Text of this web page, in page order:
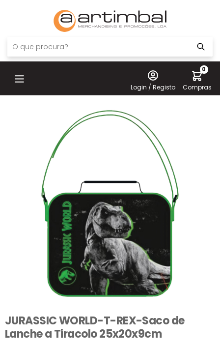
Login / Registo
0
Compras
JURASSIC WORLD-T-REX-Saco de
Lanche a Tiracolo 25x20x9cm